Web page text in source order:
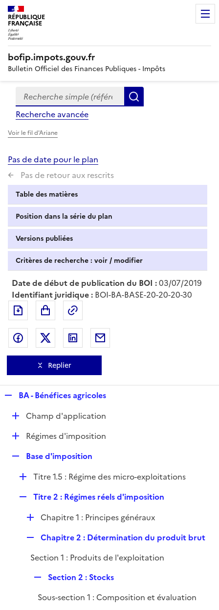
RÉPUBLIQUE
FRANÇAISE
bofip.impots.gouv.fr
Bulletin Officiel des Finances Publiques - Impôts
Formulaire
de
recherche
Recherche simple (références, mots clés, partie du
Recherche avancée
Voir le fil d'Ariane
Pas de date pour le plan
Pas de retour aux rescrits
Table des matières
Position dans la série du plan
Versions publiées
Critères de recherche : voir / modifier
Date de début de publication du BOI :03/07/2019
Identifiant juridique : BOI-BA-BASE-20-20-20-30
Exporter le document au format pdf
Partager sur Facebook
Partager sur Twitter
Partager sur LinkedIn
Replier
p
l
i
e
BA - Bénéfices agricoles
D
e
Champ d'application
D
l
i
e
Régimes d'imposition
p
Base d'imposition
D
l
i
e
Titre 1.5 : Régime des micro-exploitations
p
e
Titre 2 : Régimes réels d'imposition
D
p
i
e
Chapitre 1 : Principes généraux
p
e
Chapitre 2 : Détermination du produit brut
Section 1 : Produits de l'exploitation
p
Section 2 : Stocks
Sous-section 1 : Composition et évaluation